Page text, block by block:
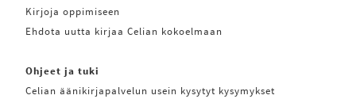
Kirjoja oppimiseen
Ehdota uutta kirjaa Celian kokoelmaan
Ohjeet ja tuki
Celian äänikirjapalvelun usein kysytyt kysymykset